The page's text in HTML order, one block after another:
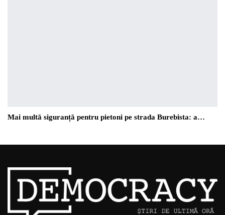
Mai multă siguranță pentru pietoni pe strada Burebista: a…